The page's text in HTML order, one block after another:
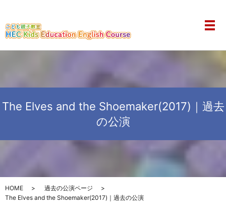
メ
The Elves and the Shoemaker(2017)｜過去
の公演
HOME
過去の公演ページ
The Elves and the Shoemaker(2017)｜過去の公演